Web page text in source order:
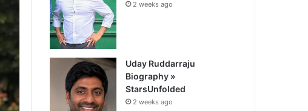
2 weeks ago
Uday Ruddarraju
Biography »
StarsUnfolded
2 weeks ago